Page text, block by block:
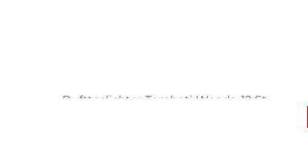
Duftteelichter Tamboti Woods, 12 St.